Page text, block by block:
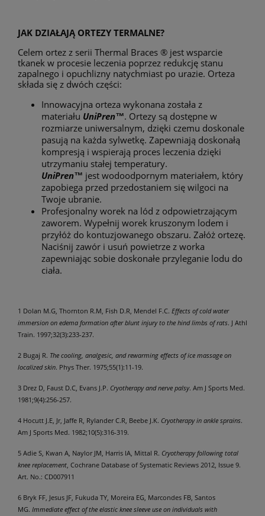
JAK DZIAŁAJĄ ORTEZY TERMALNE?
Celem ortez z serii Thermal Braces ® jest wsparcie
tkanek w procesie leczenia poprzez redukcję stanu
zapalnego i opuchlizny natychmiast po urazie. Orteza
składa się z dwóch części:
Innowacyjna orteza wykonana została z
materiału UniPren™. Ortezy są dostępne w
rozmiarze uniwersalnym, dzięki czemu doskonale
pasują na każda sylwetkę. Zapewniają doskonałą
kompresją i wspierają proces leczenia dzięki
utrzymaniu stałej temperatury.
UniPren™ jest wodoodpornym materiałem, który
zapobiega przed przedostaniem się wilgoci na
Twoje ubranie.
Profesjonalny worek na lód z odpowietrzającym
zaworem. Wypełnij worek kruszonym lodem i
przyłóż do kontuzjowanego obszaru. Załóż ortezę.
Naciśnij zawór i usuń powietrze z worka
zapewniając sobie doskonałe przyleganie lodu do
ciała.
1 Dolan M.G, Thornton R.M, Fish D.R, Mendel F.C. Effects of cold water
immersion on edema formation after blunt injury to the hind limbs of rats. J Athl
Train. 1997;32(3):233-237.
2 Bugaj R. The cooling, analgesic, and rewarming effects of ice massage on
localized skin. Phys Ther. 1975;55(1):11-19.
3 Drez D, Faust D.C, Evans J.P. Cryotherapy and nerve palsy. Am J Sports Med.
1981;9(4):256-257.
4 Hocutt J.E, Jr, Jaffe R, Rylander C.R, Beebe J.K. Cryotherapy in ankle sprains.
Am J Sports Med. 1982;10(5):316-319.
5 Adie S, Kwan A, Naylor JM, Harris IA, Mittal R. Cryotherapy following total
knee replacement , Cochrane Database of Systematic Reviews 2012, Issue 9.
Art. No.: CD007911
6 Bryk FF, Jesus JF, Fukuda TY, Moreira EG, Marcondes FB, Santos
MG. Immediate effect of the elastic knee sleeve use on individuals with